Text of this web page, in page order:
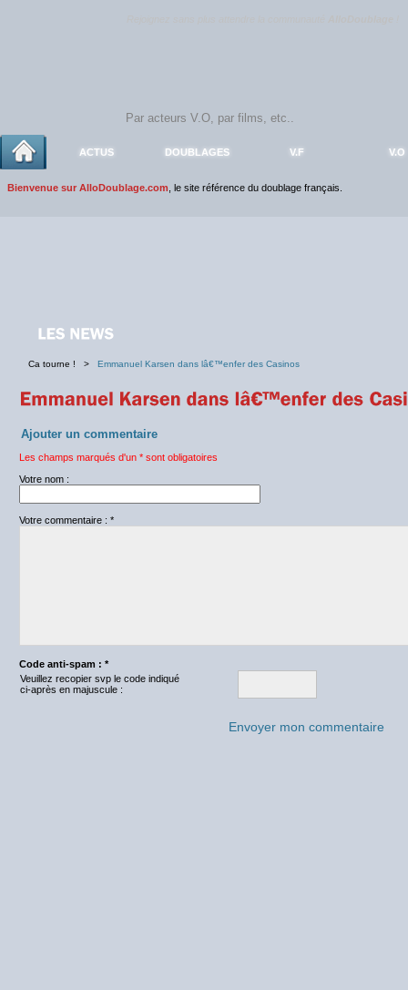
ACTUS DOUBLAGES V.F V.O
Bienvenue sur AlloDoublage.com , le site référence du doublage français.
Ca tourne ! > Emmanuel Karsen dans lâ€™enfer des Casinos
Ajouter un commentaire
Les champs marqués d'un * sont obligatoires
Votre nom :
Votre commentaire : *
Code anti-spam : *
Veuillez recopier svp le code indiqué
ci-après en majuscule :